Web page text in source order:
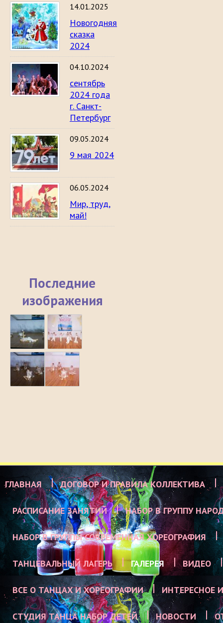
14.01.2025
Новогодняя
сказка
2024
04.10.2024
сентябрь
2024 года
г. Санкт-
Петербург
09.05.2024
9 мая 2024
06.05.2024
Мир, труд,
май!
Последние
изображения
ГЛАВНАЯ ДОГОВОР И ПРАВИЛА КОЛЛЕКТИВА
РАСПИСАНИЕ ЗАНЯТИЙ НАБОР В ГРУППУ
НАБОР В ГРУППЫ СОВРЕМЕННАЯ ХОРЕОГРАФИЯ
ТАНЦЕВАЛЬНЫЙ ЛАГЕРЬ ГАЛЕРЕЯ ВИДЕО
ВСЕ О ТАНЦАХ И ХОРЕОГРАФИИ ИНТЕРЕСНОЕ
СТУДИЯ ТАНЦА НАБОР ДЕТЕЙ НОВОСТИ